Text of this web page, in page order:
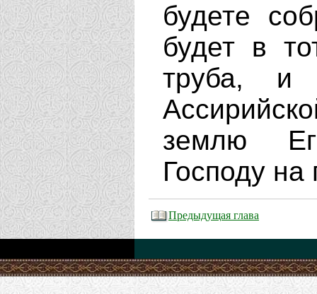
будете
будет в
труба, и
землю
Господу
Предыдущая глава